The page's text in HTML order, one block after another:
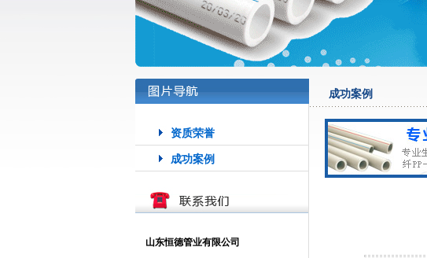
资质荣誉
成功案例
山东恒德管业有限公司
成功案例